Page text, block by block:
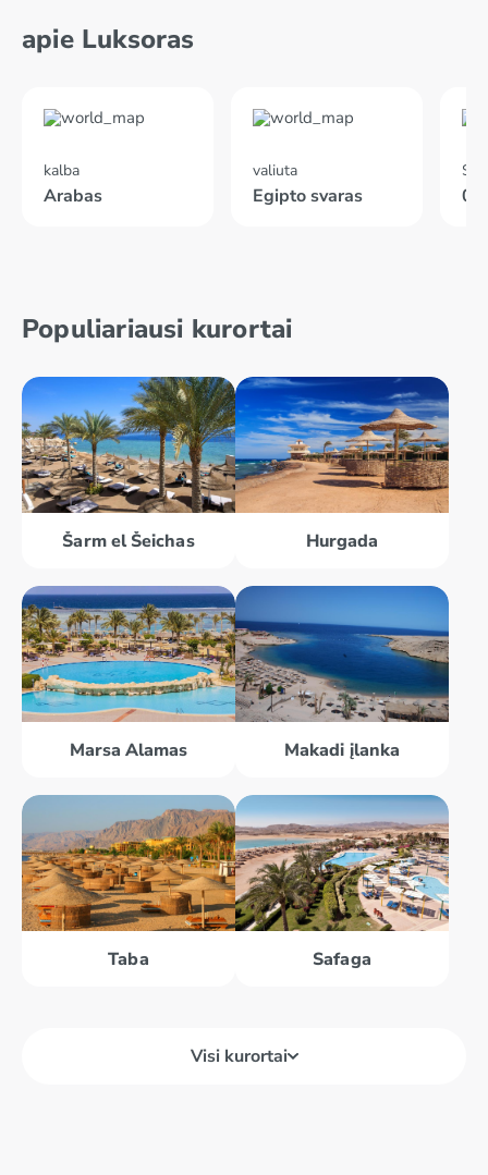
apie Luksoras
kalba
Arabas
valiuta
Egipto svaras
Populiariausi kurortai
Šarm el Šeichas Hurgada
Marsa Alamas Makadi įlanka
Taba Safaga
Visi kurortai